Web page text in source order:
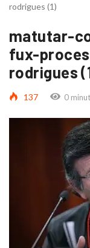
rodrigues (1)
matutar-
fux-
rodrigues
137 0